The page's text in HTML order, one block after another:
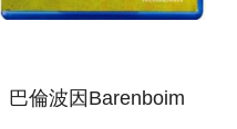
巴倫波因Barenboim